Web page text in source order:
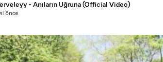
- Anıların Uğruna (Official Video)
önce